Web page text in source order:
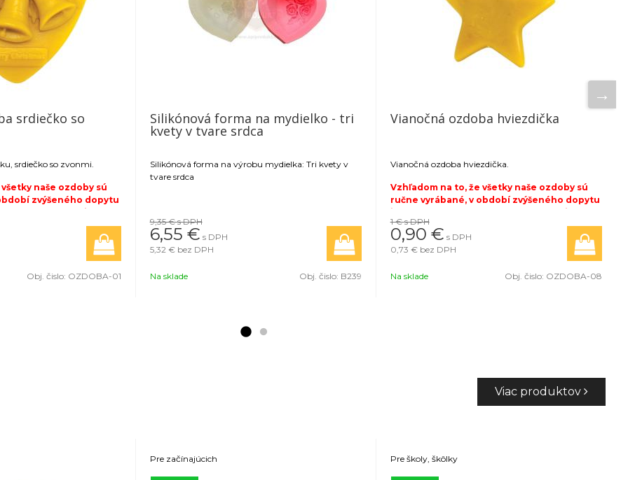
srdiečko so
srdiečko so zvonmi.
naše ozdoby sú
zvýšeného dopytu
a expedície 3 až 5
objednávky.
viac ako 5
Obj. čislo: OZDOBA-01
Silikónová forma na mydielko - tri
kvety v tvare srdca
Silikónová forma na výrobu mydielka: Tri kvety v
tvare srdca
9,35 €s DPH
6,55 € s DPH
5,32 € bez DPH
Na sklade Obj. čislo: B239
Vianočná ozdoba hviezdička
Vianočná ozdoba hviezdička.
Vzhľadom na to, že všetky naše ozdoby sú
ručne vyrábané, v období zvýšeného dopytu
je štandardná doba výroby a expedície 3 až 5
pracovných dní od potvrdenia objednávky.
Pri objednávkach v množstve viac ako 5
1 €s DPH
0,90 € s DPH
0,73 € bez DPH
Na sklade Obj. čislo: OZDOBA-08
Pre začínajúcich Pre školy, škôlky
Viac produktov